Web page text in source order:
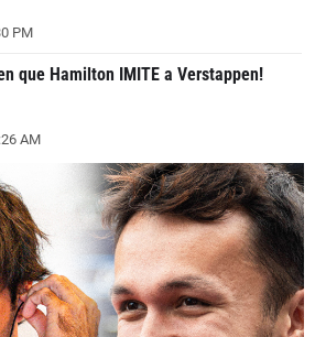
PM
que Hamilton IMITE a Verstappen!
AM